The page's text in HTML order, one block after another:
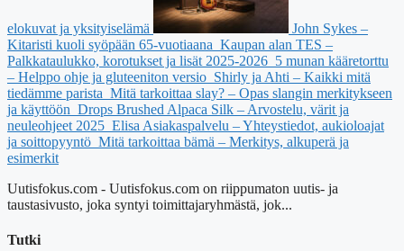
elokuvat ja yksityiselämä
John Sykes –
Kitaristi kuoli syöpään 65-vuotiaana Kaupan alan TES –
Palkkataulukko, korotukset ja lisät 2025-2026 5 munan kääretorttu
– Helppo ohje ja gluteeniton versio Shirly ja Ahti – Kaikki mitä
tiedämme parista Mitä tarkoittaa slay? – Opas slangin merkitykseen
ja käyttöön Drops Brushed Alpaca Silk – Arvostelu, värit ja
neuleohjeet 2025 Elisa Asiakaspalvelu – Yhteystiedot, aukioloajat
ja soittopyyntö Mitä tarkoittaa bämä – Merkitys, alkuperä ja
esimerkit
Uutisfokus.com - Uutisfokus.com on riippumaton uutis- ja
taustasivusto, joka syntyi toimittajaryhmästä, jok...
Tutki